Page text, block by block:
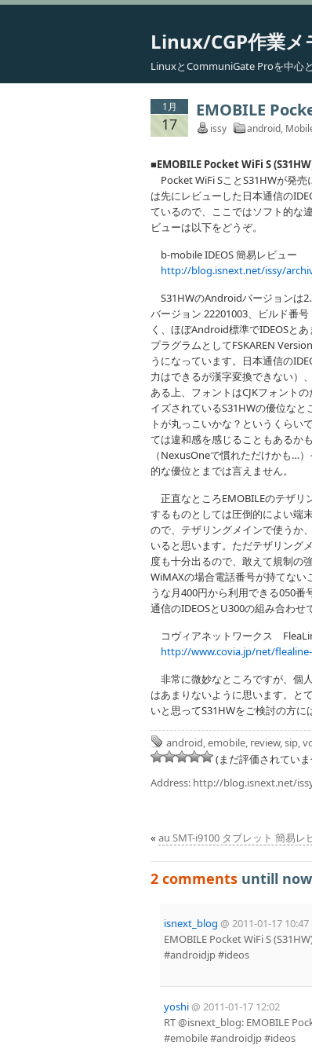
Linux/CGP作業メ
LinuxとCommuniGate Proを中心
1月
17
EMOBILE
issy android,
■EMOBILE Pocket WiFi S
Pocket WiFi SことS31HWが発
は先にレビューした日本通信の
ているので、ここではソフト的な
ビューは以下をどうぞ。
b-mobile IDEOS 簡易レビュー
http://blog.isnext.net/issy/
S31HWのAndroidバージョンは
バージョン 22201003、ビルド番
く、ほぼAndroid標準でIDEOSと
プラグラムとしてFSKAREN
うになっています。日本通信の
力はできるが漢字変換できない）
ある上、フォントはCJKフォント
イズされているS31HWの優位な
トが丸っこいかな？というくらい
ては違和感を感じることもあるか
（NexusOneで慣れただけかも…
的な優位とまでは言えません。
正直なところEMOBILEのテザリ
するものとしては圧倒的によい端
ので、テザリングメインで使うか
いると思います。ただテザリング
度も十分出るので、敢えて規制の
WiMAXの場合電話番号が持てな
うな月400円から利用できる050
通信のIDEOSとU300の組み合わせ
コヴィアネットワークス
http://www.covia.jp/net/
非常に微妙なところですが、個
はあまりないように思います。と
いと思ってS31HWをご検討の方に
android,emobile, review,sip,
(まだ評価されてい
Address: http://blog.isnext.net/
« au SMT-i9100 タブレット 簡易レ
2 comments untill now
isnext_blog @ 2011-01-17 10:47
EMOBILE Pocket WiFi S
#androidjp #ideos
yoshi @ 2011-01-17 12:02
RT @isnext_blog: EMOBILE
#emobile #androidjp #ideos